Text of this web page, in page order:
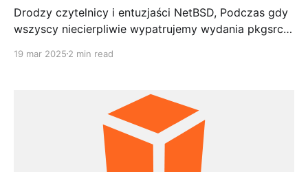
Drodzy czytelnicy i entuzjaści NetBSD, Podczas gdy
wszyscy niecierpliwie wypatrujemy wydania pkgsrc
pakietów i ustabilizowaniu wydania - postanowiłem
podzielić się czymś lżejszym. Testuje różne modele
SI lokalnie i online i z ich połączenia czasami
19 mar 2025 2 min read